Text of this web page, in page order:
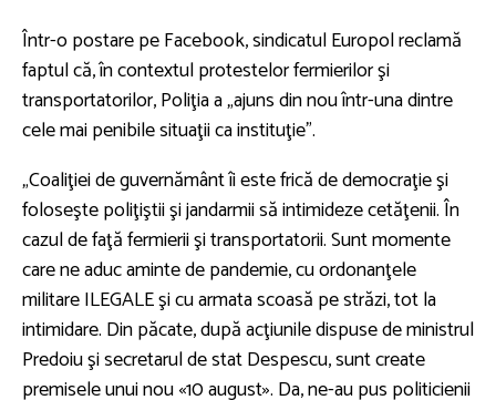
Într-o postare pe Facebook, sindicatul Europol reclamă
faptul că, în contextul protestelor fermierilor şi
transportatorilor, Poliţia a „ajuns din nou într-una dintre
cele mai penibile situaţii ca instituţie”.
„Coaliţiei de guvernământ îi este frică de democraţie şi
foloseşte poliţiştii şi jandarmii să intimideze cetăţenii. În
cazul de faţă fermierii şi transportatorii. Sunt momente
care ne aduc aminte de pandemie, cu ordonanţele
militare ILEGALE şi cu armata scoasă pe străzi, tot la
intimidare. Din păcate, după acţiunile dispuse de ministrul
Predoiu şi secretarul de stat Despescu, sunt create
premisele unui nou «10 august». Da, ne-au pus politicienii